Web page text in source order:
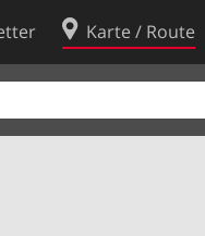
Karte / Route